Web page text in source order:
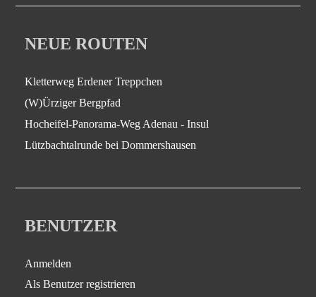
NEUE ROUTEN
Kletterweg Erdener Treppchen
(W)Ürziger Bergpfad
Hocheifel-Panorama-Weg Adenau - Insul
Lützbachtalrunde bei Dommershausen
BENUTZER
Anmelden
Als Benutzer registrieren